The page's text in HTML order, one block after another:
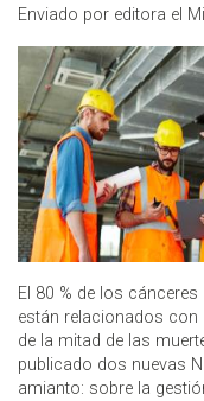
Enviado por editora el
El 80 % de los
están relacionados con
de la mitad de las
publicado dos nuevas
amianto: sobre la